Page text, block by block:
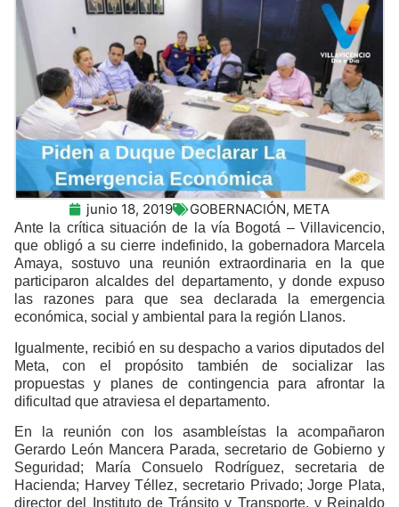
junio 18, 2019 GOBERNACIÓN, META
Ante la crítica situación de la vía Bogotá – Villavicencio,
que obligó a su cierre indefinido, la gobernadora Marcela
Amaya, sostuvo una reunión extraordinaria en la que
participaron alcaldes del departamento, y donde expuso
las razones para que sea declarada la emergencia
económica, social y ambiental para la región Llanos.
Igualmente, recibió en su despacho a varios diputados del
Meta, con el propósito también de socializar las
propuestas y planes de contingencia para afrontar la
dificultad que atraviesa el departamento.
En la reunión con los asambleístas la acompañaron
Gerardo León Mancera Parada, secretario de Gobierno y
Seguridad; María Consuelo Rodríguez, secretaria de
Hacienda; Harvey Téllez, secretario Privado; Jorge Plata,
director del Instituto de Tránsito y Transporte, y Reinaldo